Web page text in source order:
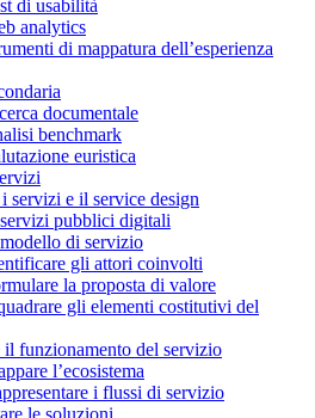
di usabilità
analytics
di mappatura dell’esperienza
documentale
benchmark
euristica
servizi e il service design
pubblici digitali
di servizio
gli attori coinvolti
la proposta di valore
gli elementi costitutivi del
il funzionamento del servizio
l’ecosistema
i flussi di servizio
le soluzioni